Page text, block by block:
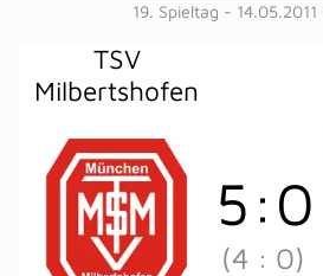
19. Spieltag - 14.05.2011
TSV
Milbertshofen
5 : 0
(4 : 0)